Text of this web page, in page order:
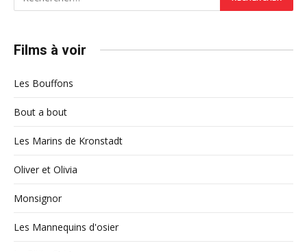
Films à voir
Les Bouffons
Bout a bout
Les Marins de Kronstadt
Oliver et Olivia
Monsignor
Les Mannequins d'osier